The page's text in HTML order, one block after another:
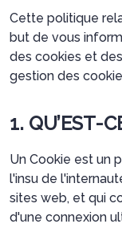
Cette politique
but de vous
des cookies et
gestion des
1. QU’EST-
Un Cookie est un
l'insu de
sites web, et qui
d'une connexion